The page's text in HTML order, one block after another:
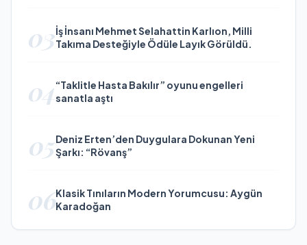
03İş İnsanı Mehmet Selahattin Karlıon, Milli
Takıma Desteğiyle Ödüle Layık Görüldü.
04“Taklitle Hasta Bakılır” oyunu engelleri
sanatla aştı
05Deniz Erten’den Duygulara Dokunan Yeni
Şarkı: “Rövanş”
06Klasik Tınıların Modern Yorumcusu: Aygün
Karadoğan